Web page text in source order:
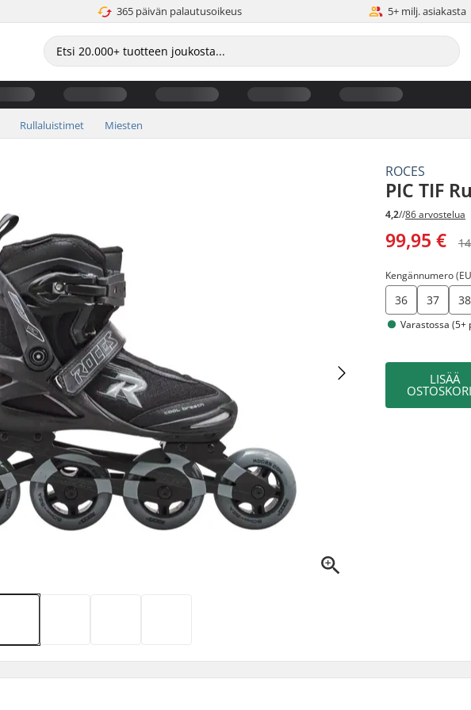
365 päivän palautusoikeus 5+ milj. asiakasta
Rullaluistimet Miesten
ROCES
PIC TIF
4,2//86 arvostelua
99,95 €
Kengännumero
36 37 38
Varastossa (5+
LISÄÄ